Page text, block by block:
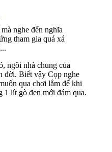
nghe đến nghĩa
tham gia quá xá
ngôi nhà chung của
đời. Biết vậy Cọp nghe
qua chơi lắm để khi
1 lít gò đen mới đám qua.